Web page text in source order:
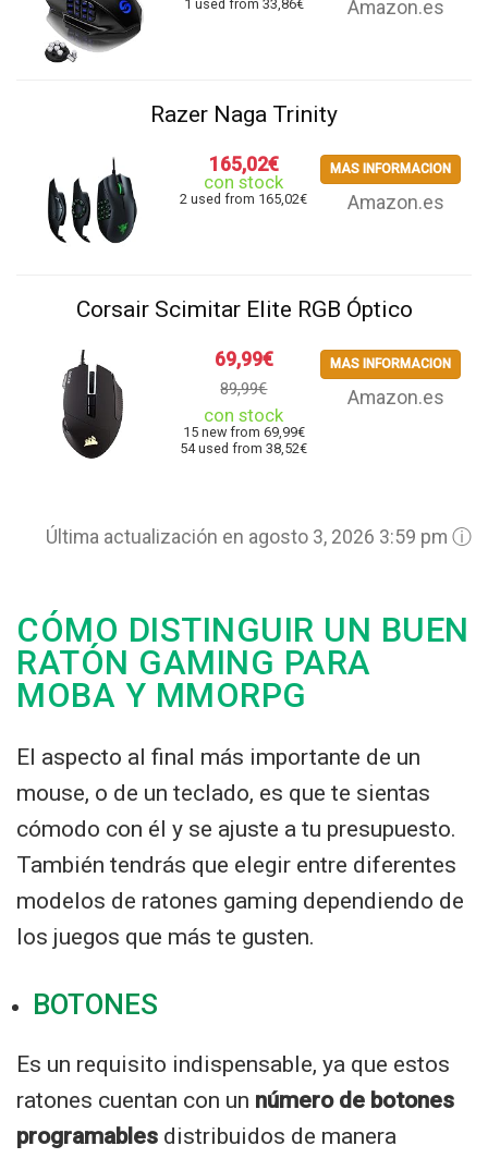
1 used from 33,86€ Amazon.es
Razer Naga Trinity
165,02€
con stock
2 used from 165,02€
MAS INFORMACION
Amazon.es
Corsair Scimitar Elite RGB Óptico
69,99€
89,99€
con stock
15 new from 69,99€
54 used from 38,52€
MAS INFORMACION
Amazon.es
Última actualización en agosto 3, 2026 3:59 pm ⓘ
CÓMO DISTINGUIR UN BUEN
RATÓN GAMING PARA
MOBA Y MMORPG
El aspecto al final más importante de un
mouse, o de un teclado, es que te sientas
cómodo con él y se ajuste a tu presupuesto.
También tendrás que elegir entre diferentes
modelos de ratones gaming dependiendo de
los juegos que más te gusten.
BOTONES
Es un requisito indispensable, ya que estos
ratones cuentan con un número de botones
programables distribuidos de manera